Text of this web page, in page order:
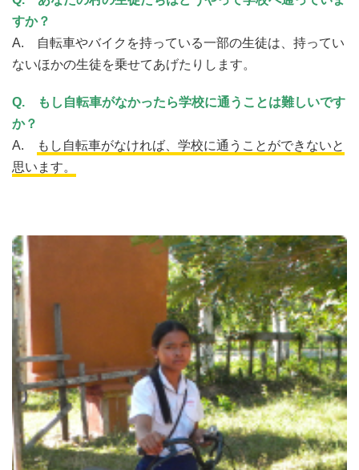
すか？
A. 自転車やバイクを持っている一部の生徒は、持ってい
ないほかの生徒を乗せてあげたりします。
Q.
もし自転車がなかったら学校に通うことは難しいです
か？
A.
もし自転車がなければ、学校に通うことができないと
思います。